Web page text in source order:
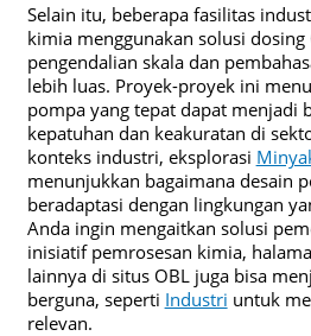
Selain itu, beberapa fasilitas
kimia menggunakan solusi dosing
pengendalian skala dan
lebih luas. Proyek-proyek ini
pompa yang tepat dapat menjadi
kepatuhan dan keakuratan di
konteks industri, eksplorasi
menunjukkan bagaimana desain
beradaptasi dengan lingkungan
Anda ingin mengaitkan solusi
inisiatif pemrosesan kimia,
lainnya di situs OBL juga bisa
berguna, seperti Industri untuk
relevan.